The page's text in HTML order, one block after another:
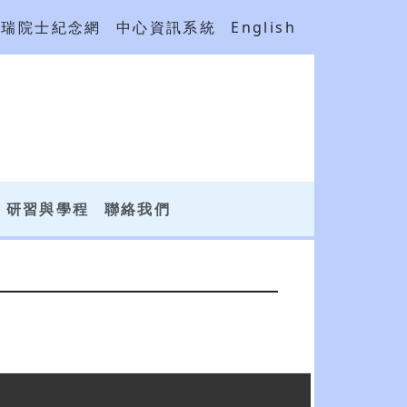
院士紀念網 中心資訊系統 English
研習與學程 聯絡我們